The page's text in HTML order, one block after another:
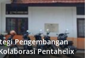
Pengembangan
Pentahelix